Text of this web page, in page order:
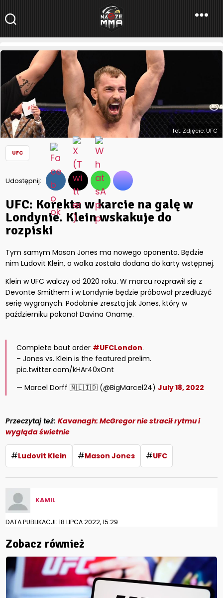
NaszeMMA
NaszeMMA.pl»Aktualności»Świat»UFC»UFC: Korekta w karcie
na galę w Londynie. Klein wskakuje do rozpiski
fot. Zdjęcie: UFC
UFC
Udostępnij:
UFC: Korekta w karcie na galę w
Londynie. Klein wskakuje do
rozpiski
Tym samym Mason Jones ma nowego oponenta. Będzie
nim Ludovit Klein, a walka została dodana do karty wstępnej.
Klein w UFC walczy od 2020 roku. W marcu rozprawił się z
Devonte Smithem i w Londynie będzie próbował przedłużyć
serię wygranych. Podobnie zresztą jak Jones, który w
październiku pokonał Davina Onamę.
Complete bout order #UFCLondon.
– Jones vs. Klein is the featured prelim.
pic.twitter.com/kHAr40xOnt
— Marcel Dorff 🇳🇱🇮🇩 (@BigMarcel24)July 18, 2022
Przeczytaj też:Kavanagh: McGregor nie stracił rytmu i
wygląda świetnie
#Ludovit Klein #Mason Jones #UFC
KAMIL
DATA PUBLIKACJI: 18 LIPCA 2022, 15:29
Zobacz również